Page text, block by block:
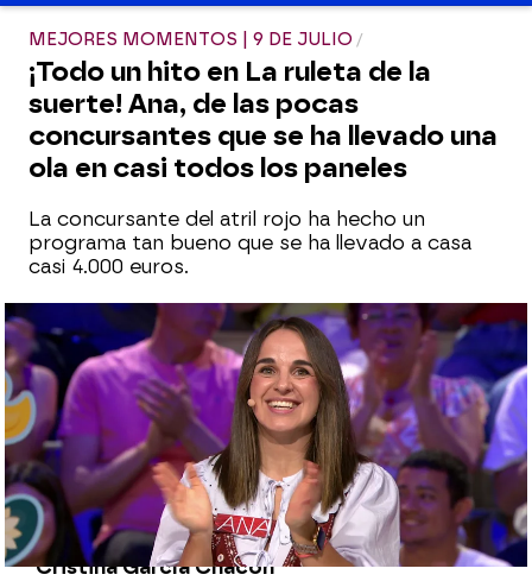
MEJORES MOMENTOS | 9 DE JULIO
¡Todo un hito en La ruleta de la
suerte! Ana, de las pocas
concursantes que se ha llevado una
ola en casi todos los paneles
La concursante del atril rojo ha hecho un
programa tan bueno que se ha llevado a casa
casi 4.000 euros.
Laura Moure saca su lado más rumbero
con un temazo de Peret
Arancha Mela |
Cristina García Chacón